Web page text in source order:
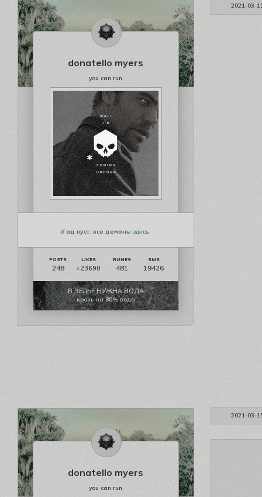
2021-03-
donatello myers
you can run
// ад пуст. все демоны здесь.
248 +23690 481 19426
В ЗЕЛЬЕ НУЖНА ВОДА
кровь на 80% вода
2021-03-
donatello myers
you can run